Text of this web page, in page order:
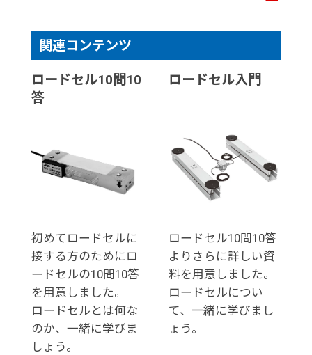
関連コンテンツ
ロードセル10問10
答
初めてロードセルに
接する方のためにロ
ードセルの10問10答
を用意しました。
ロードセルとは何な
のか、一緒に学びま
しょう。
ロードセル入門
ロードセル10問10答
よりさらに詳しい資
料を用意しました。
ロードセルについ
て、一緒に学びまし
ょう。